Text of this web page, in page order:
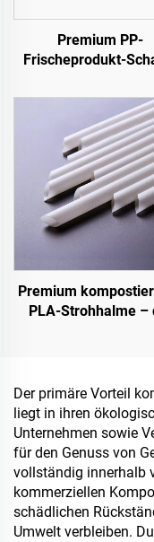
Premium PP-
Frischeprodukt-
Fleisch
Premium
PLA-Strohhalme –
Der primäre Vorteil
liegt in ihren
Unternehmen sowie
für den Genuss von
vollständig innerhalb
kommerziellen
schädlichen
Umwelt verbleiben.